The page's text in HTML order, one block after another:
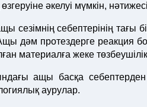
әкелуі мүмкін,
сезімнің себептерінің тағы
дәм протездерге реакция
материалға жеке
ащы басқа
аурулар.